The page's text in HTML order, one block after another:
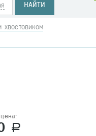
НАЙТИ
хвостовиком
a